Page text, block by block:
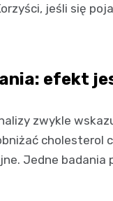
jeśli się
efekt
zwykle
cholesterol
Jedne